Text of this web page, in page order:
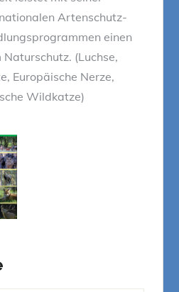
Artenschutz-
einen
(Luchse,
Europäische Nerze,
Wildkatze)